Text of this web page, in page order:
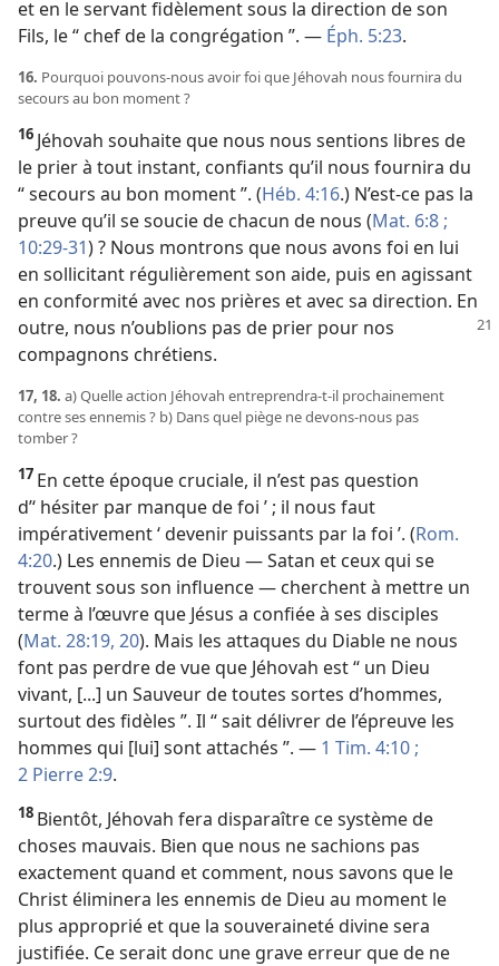
et en le servant fidèlement sous la direction de son
Fils, le “ chef de la congrégation ”. — Éph. 5:23.
16. Pourquoi pouvons-​nous avoir foi que Jéhovah nous fournira du
secours au bon moment ?
16 Jéhovah souhaite que nous nous sentions libres de
le prier à tout instant, confiants qu’il nous fournira du
“ secours au bon moment ”. (Héb. 4:16.) N’est-​ce pas la
preuve qu’il se soucie de chacun de nous (Mat. 6:8 ;
10:29-31) ? Nous montrons que nous avons foi en lui
en sollicitant régulièrement son aide, puis en agissant
en conformité avec nos prières et avec sa direction. En
outre, nous n’oublions pas de prier pour nos
compagnons chrétiens.
17, 18. a) Quelle action Jéhovah entreprendra-​t-​il prochainement
contre ses ennemis ? b) Dans quel piège ne devons-​nous pas
tomber ?
17 En cette époque cruciale, il n’est pas question
d’‘ hésiter par manque de foi ’ ; il nous faut
impérativement ‘ devenir puissants par la foi ’. (Rom.
4:20.) Les ennemis de Dieu — Satan et ceux qui se
trouvent sous son influence — cherchent à mettre un
terme à l’œuvre que Jésus a confiée à ses disciples
(Mat. 28:19, 20). Mais les attaques du Diable ne nous
font pas perdre de vue que Jéhovah est “ un Dieu
vivant, [...] un Sauveur de toutes sortes d’hommes,
surtout des fidèles ”. Il “ sait délivrer de l’épreuve les
hommes qui [lui] sont attachés ”. — 1 Tim. 4:10 ;
2 Pierre 2:9.
18 Bientôt, Jéhovah fera disparaître ce système de
choses mauvais. Bien que nous ne sachions pas
exactement quand et comment, nous savons que le
Christ éliminera les ennemis de Dieu au moment le
plus approprié et que la souveraineté divine sera
justifiée. Ce serait donc une grave erreur que de ne